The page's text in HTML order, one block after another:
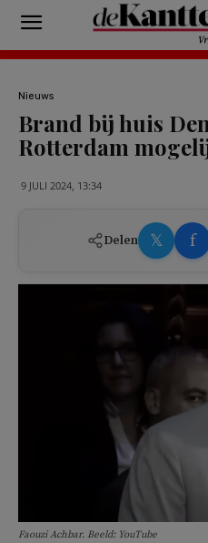
Nieuws
Brand bij huis
Rotterdam
9 JULI 2024, 13:34
Delen 𝕏 f
Faouzi Achbar. Beeld: YouTube